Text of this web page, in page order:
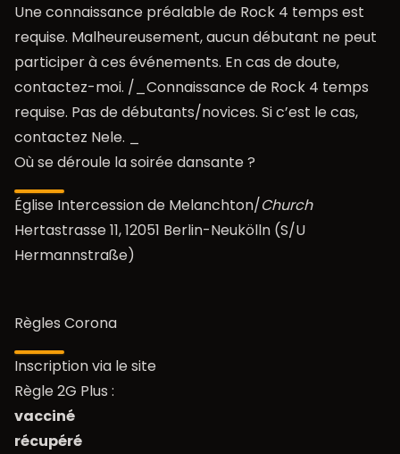
Une connaissance préalable de Rock 4 temps est
requise. Malheureusement, aucun débutant ne peut
participer à ces événements. En cas de doute,
contactez-moi. /_Connaissance de Rock 4 temps
requise. Pas de débutants/novices. Si c’est le cas,
contactez Nele. _
Où se déroule la soirée dansante ?
Église Intercession de Melanchton/Church
Hertastrasse 11, 12051 Berlin-Neukölln (S/U
Hermannstraße)
Règles Corona
Inscription via le site
Règle 2G Plus :
vacciné
récupéré